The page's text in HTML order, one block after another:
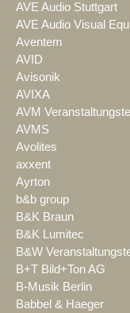
AVE Audio Stuttgart
AVE Audio Visual
Aventem
AVID
Avisonik
AVIXA
AVM
AVMS
Avolites
axxent
Ayrton
b&b group
B&K Braun
B&K Lumitec
B&W
B+T Bild+Ton AG
B-Musik Berlin
Babbel & Haeger